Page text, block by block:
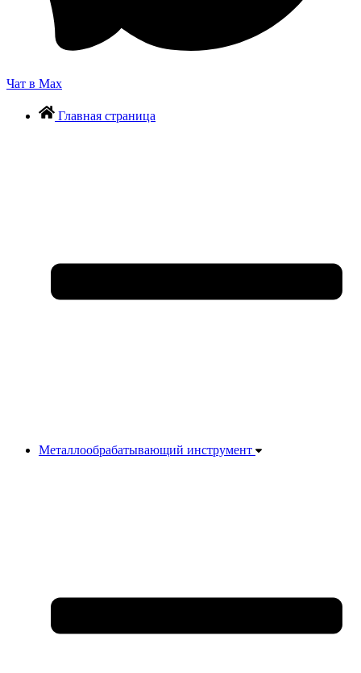
Чат в Max
Главная страница
Металлообрабатывающий инструмент